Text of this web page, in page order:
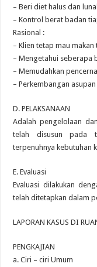
– Beri diet halus dan
– Kontrol berat badan
Rasional :
– Klien tetap mau
– Mengetahui seberapa
– Memudahkan
– Perkembangan
D. PELAKSANAAN
Adalah pengelolaan
telah disusun pada
terpenuhnya kebutuhan
E. Evaluasi
Evaluasi dilakukan
telah ditetapkan dalam
LAPORAN KASUS DI
PENGKAJIAN
a. Ciri – ciri Umum